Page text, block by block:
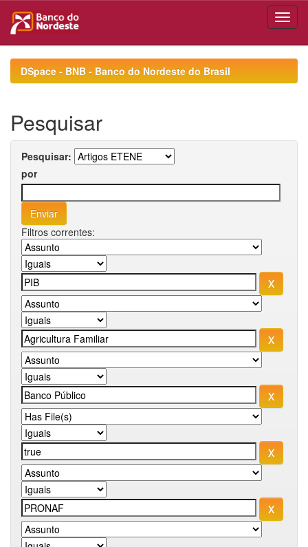
navigationDSpace - BNB - Banco do Nordeste do Brasil
Pesquisar
Pesquisar:
por
Filtros correntes: